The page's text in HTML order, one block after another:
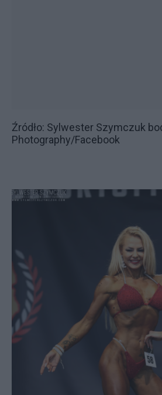
Źródło: Sylwester Szymczuk
Photography/Facebook